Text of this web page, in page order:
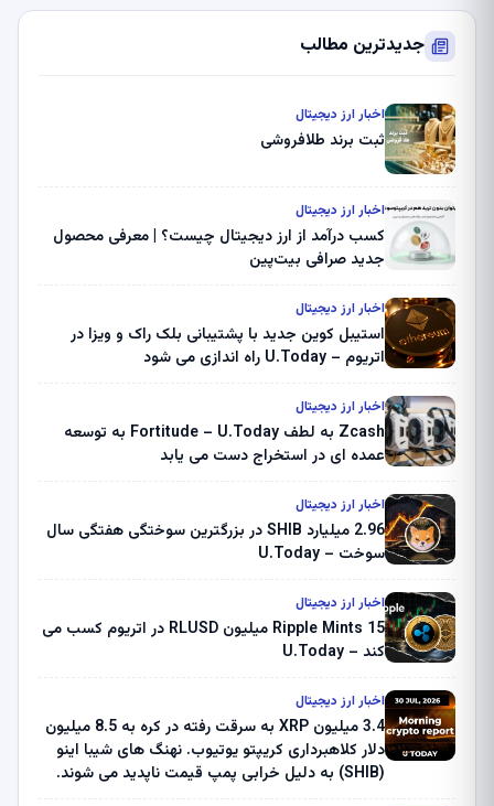
جدیدترین مطالب
اخبار ارز دیجیتال
ثبت برند طلافروشی
اخبار ارز دیجیتال
کسب درآمد از ارز دیجیتال چیست؟ | معرفی محصول
جدید صرافی بیت‌پین
اخبار ارز دیجیتال
استیبل کوین جدید با پشتیبانی بلک راک و ویزا در
اتریوم – U.Today راه اندازی می شود
اخبار ارز دیجیتال
Zcash به لطف Fortitude – U.Today به توسعه
عمده ای در استخراج دست می یابد
اخبار ارز دیجیتال
2.96 میلیارد SHIB در بزرگترین سوختگی هفتگی سال
سوخت – U.Today
اخبار ارز دیجیتال
Ripple Mints 15 میلیون RLUSD در اتریوم کسب می
کند – U.Today
اخبار ارز دیجیتال
3.4 میلیون XRP به سرقت رفته در کره به 8.5 میلیون
دلار کلاهبرداری کریپتو یوتیوب. نهنگ های شیبا اینو
(SHIB) به دلیل خرابی پمپ قیمت ناپدید می شوند.